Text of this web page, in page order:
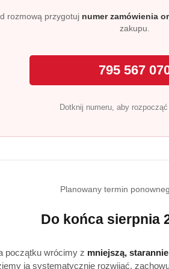
skórę lub gąbkę. Delikatnie
na prezent.
kokosa, które pomagają
rozmową przygotuj numer zamówienia
zakupu.
795 567
Dotknij numeru, aby rozpocząć
Planowany termin
Do końca sierpnia
początku wrócimy z mniejszą,
ją systematycznie rozwijać,